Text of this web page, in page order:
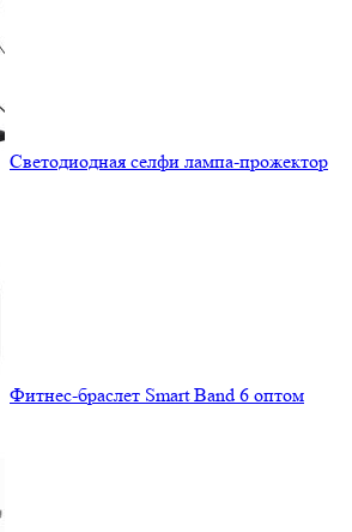
Светодиодная селфи лампа-прожектор
Фитнес-браслет Smart Band 6 оптом